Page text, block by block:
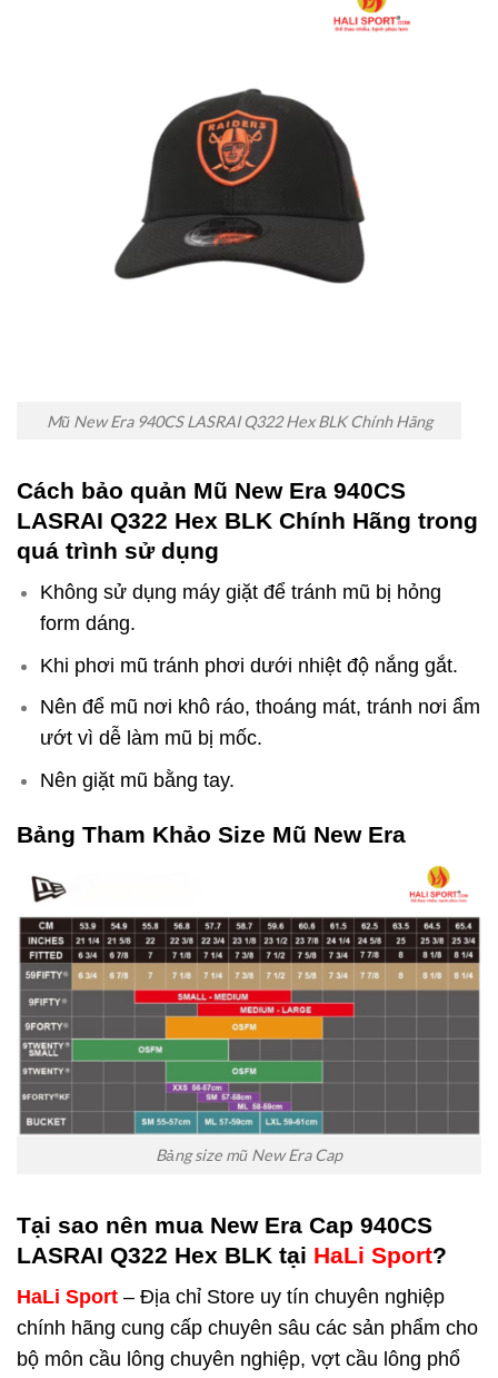
Mũ New Era 940CS LASRAI Q322 Hex BLK Chính Hãng
Cách bảo quản Mũ New Era 940CS
LASRAI Q322 Hex BLK Chính Hãng trong
quá trình sử dụng
Không sử dụng máy giặt để tránh mũ bị hỏng
form dáng.
Khi phơi mũ tránh phơi dưới nhiệt độ nắng gắt.
Nên để mũ nơi khô ráo, thoáng mát, tránh nơi ẩm
ướt vì dễ làm mũ bị mốc.
Nên giặt mũ bằng tay.
Bảng Tham Khảo Size Mũ New Era
Bảng size mũ New Era Cap
Tại sao nên mua New Era Cap 940CS
LASRAI Q322 Hex BLK tại HaLi Sport?
HaLi Sport – Địa chỉ Store uy tín chuyên nghiệp
chính hãng cung cấp chuyên sâu các sản phẩm cho
bộ môn cầu lông chuyên nghiệp, vợt cầu lông phổ